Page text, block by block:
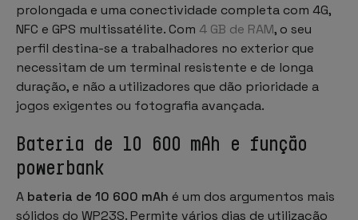
prolongada e uma conectividade completa com 4G,
NFC e GPS multissatélite. Com 4 GB de RAM, o seu
perfil destina-se a trabalhadores no exterior que
necessitam de um terminal resistente e de longa
duração, e não a utilizadores que dão prioridade a
jogos exigentes ou fotografia avançada.
Bateria de 10 600 mAh e função
powerbank
A bateria de 10 600 mAh é um dos argumentos mais
sólidos do WP23S. Permite vários dias de utilização